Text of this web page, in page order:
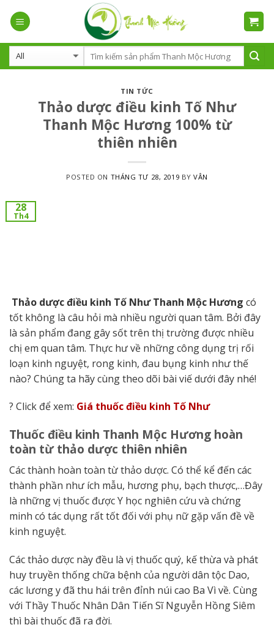
TIN TỨC
Thảo dược điều kinh Tố Như
Thanh Mộc Hương 100% từ
thiên nhiên
POSTED ON THÁNG TƯ 28, 2019 BYVÂN
28
Th4
Thảo dược điều kinh Tố Như Thanh Mộc Hương có
tốt không là câu hỏi mà nhiều người quan tâm. Bởi đây
là sản phẩm đang gây sốt trên thị trường được nhiều
chị em quan tâm. Thực hư về những công dụng trị rối
loạn kinh nguyệt, rong kinh, đau bụng kinh như thế
nào? Chúng ta hãy cùng theo dõi bài viế dưới đây nhé!
? Click để xem: Giá thuốc điều kinh Tố Như
Thuốc điều kinh Thanh Mộc Hương hoàn
toàn từ thảo dược thiên nhiên
Các thành hoàn toàn từ thảo dược. Có thể kể đến các
thành phần như ích mẫu, hương phụ, bạch thược,…Đây
là những vị thuốc được Y học nghiên cứu và chứng
minh có tác dụng rất tốt đối với phụ nữ gặp vấn đề về
kinh nguyệt.
Các thảo dược này đều là vị thuốc quý, kế thừa và phát
huy truyền thống chữa bệnh của người dân tộc Dao,
các lương y đã thu hái trên đỉnh núi cao Ba Vì về. Cùng
với Thầy Thuốc Nhân Dân Tiến Sĩ Nguyễn Hồng Siêm
thì bài thuốc đã ra đời.